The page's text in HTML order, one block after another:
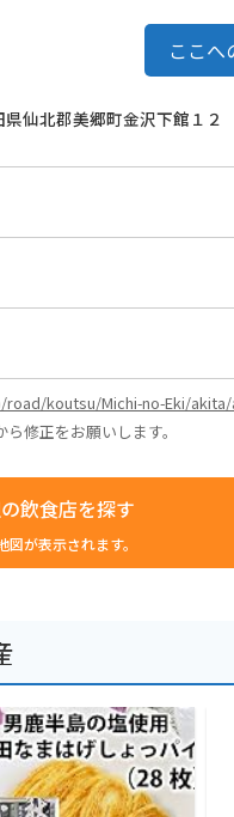
ここへ
仙北郡美郷町金沢下館１２
koutsu/Michi-no-Eki/akita/
ら修正をお願いします。
飲食店を探す
図が表示されます。